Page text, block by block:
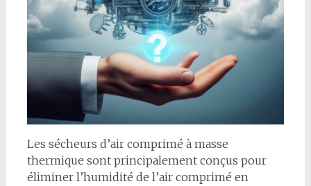
Les sécheurs d’air comprimé à masse
thermique sont principalement conçus pour
éliminer l’humidité de l’air comprimé en